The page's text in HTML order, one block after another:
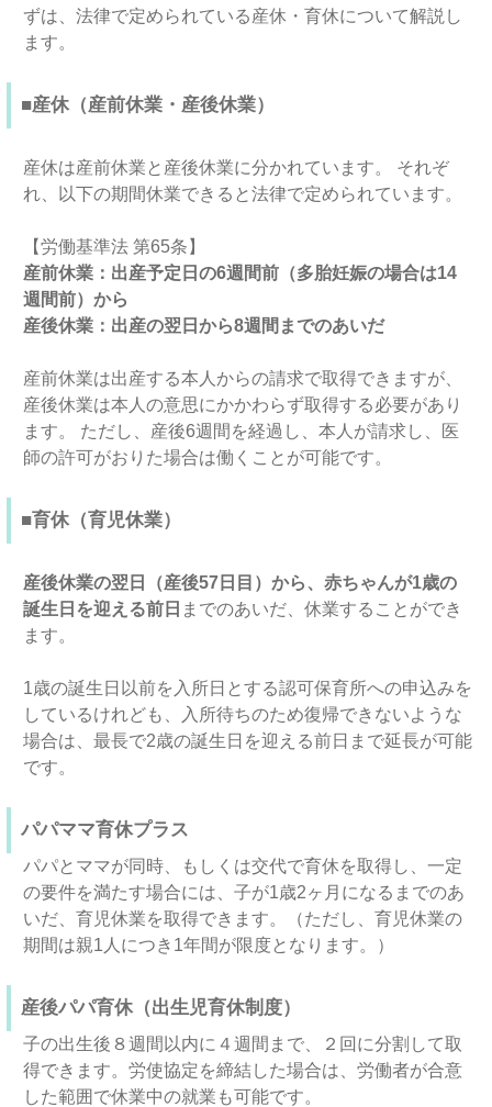
ずは、法律で定められている産休・育休について解説し
ます。
■産休（産前休業・産後休業）
産休は産前休業と産後休業に分かれています。 それぞ
れ、以下の期間休業できると法律で定められています。
【労働基準法 第65条】
産前休業：出産予定日の6週間前（多胎妊娠の場合は14
週間前）から
産後休業：出産の翌日から8週間までのあいだ
産前休業は出産する本人からの請求で取得できますが、
産後休業は本人の意思にかかわらず取得する必要があり
ます。 ただし、産後6週間を経過し、本人が請求し、医
師の許可がおりた場合は働くことが可能です。
■育休（育児休業）
産後休業の翌日（産後57日目）から、赤ちゃんが1歳の
誕生日を迎える前日 までのあいだ、休業することができ
ます。
1歳の誕生日以前を入所日とする認可保育所への申込みを
しているけれども、入所待ちのため復帰できないような
場合は、最長で2歳の誕生日を迎える前日まで延長が可能
です。
パパママ育休プラス
パパとママが同時、もしくは交代で育休を取得し、一定
の要件を満たす場合には、子が1歳2ヶ月になるまでのあ
いだ、育児休業を取得できます。（ただし、育児休業の
期間は親1人につき1年間が限度となります。）
産後パパ育休（出生児育休制度）
子の出生後８週間以内に４週間まで、２回に分割して取
得できます。労使協定を締結した場合は、労働者が合意
した範囲で休業中の就業も可能です。